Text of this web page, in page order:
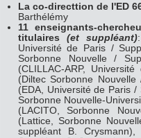
La co-directtion de l'ED
Barthélémy
11 enseignants-
titulaires (et suppléant)
Université de Paris /
Sorbonne Nouvelle /
(CLILLAC-ARP,
(Diltec Sorbonne
(EDA, Université de Paris /
Sorbonne Nouvelle-
(LACITO, Sorbonne
(Lattice, Sorbonne
suppléant B.